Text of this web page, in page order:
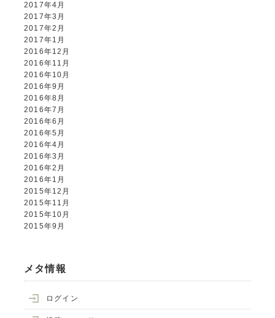
2017年4月
2017年3月
2017年2月
2017年1月
2016年12月
2016年11月
2016年10月
2016年9月
2016年8月
2016年7月
2016年6月
2016年5月
2016年4月
2016年3月
2016年2月
2016年1月
2015年12月
2015年11月
2015年10月
2015年9月
メタ情報
ログイン